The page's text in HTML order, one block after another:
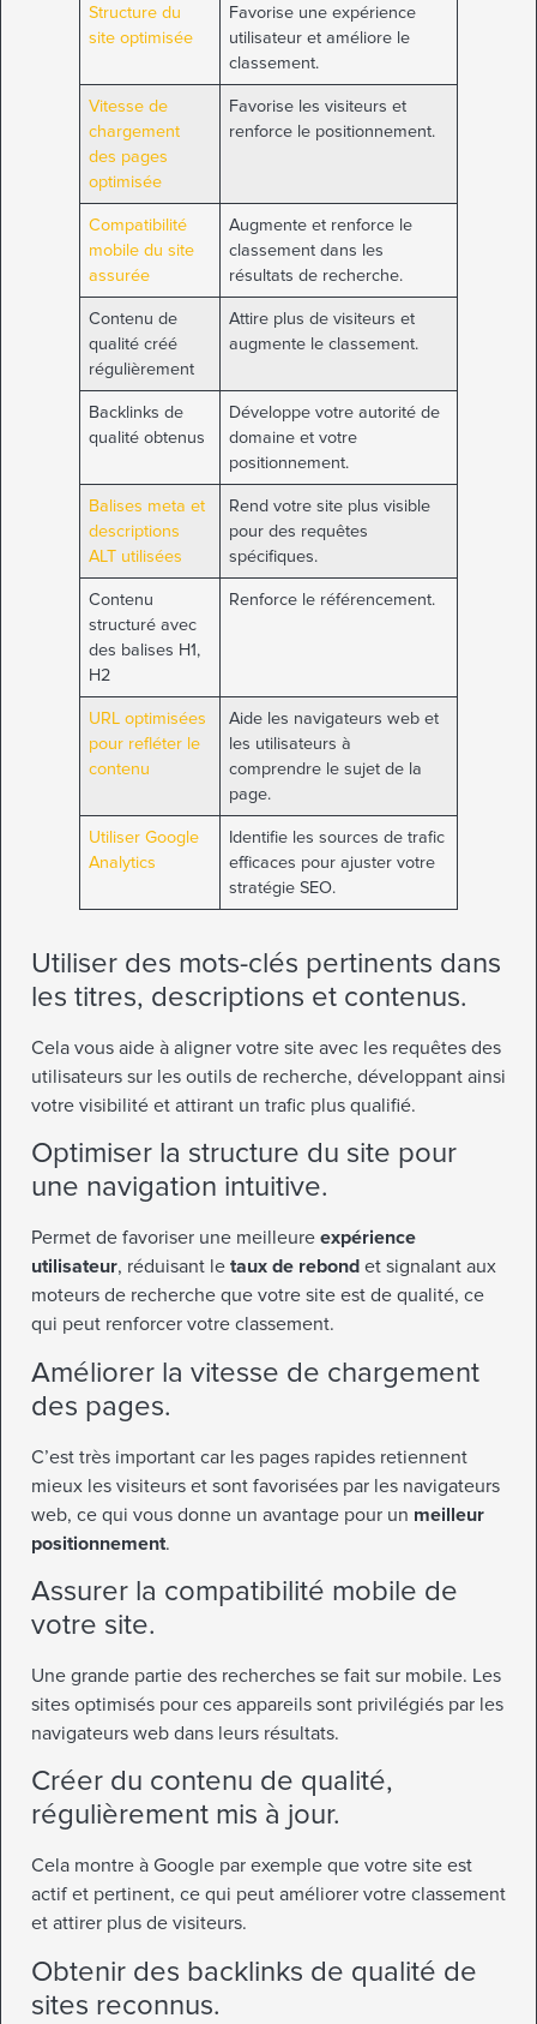
Structure du
site optimisée
Favorise une expérience
utilisateur et améliore le
classement.
Vitesse de
chargement
des pages
optimisée
Favorise les visiteurs et
renforce le positionnement.
Compatibilité
mobile du site
assurée
Augmente et renforce le
classement dans les
résultats de recherche.
Contenu de
qualité créé
régulièrement
Attire plus de visiteurs et
augmente le classement.
Backlinks de
qualité obtenus
Développe votre autorité de
domaine et votre
positionnement.
Balises meta et
descriptions
ALT utilisées
Rend votre site plus visible
pour des requêtes
spécifiques.
Contenu
structuré avec
des balises H1,
H2
Renforce le référencement.
URL optimisées
pour refléter le
contenu
Aide les navigateurs web et
les utilisateurs à
comprendre le sujet de la
page.
Utiliser Google
Analytics
Identifie les sources de trafic
efficaces pour ajuster votre
stratégie SEO.
Utiliser des mots-clés pertinents dans
les titres, descriptions et contenus.
Cela vous aide à aligner votre site avec les requêtes des
utilisateurs sur les outils de recherche, développant ainsi
votre visibilité et attirant un trafic plus qualifié.
Optimiser la structure du site pour
une navigation intuitive.
Permet de favoriser une meilleure expérience
utilisateur, réduisant le taux de rebond et signalant aux
moteurs de recherche que votre site est de qualité, ce
qui peut renforcer votre classement.
Améliorer la vitesse de chargement
des pages.
C’est très important car les pages rapides retiennent
mieux les visiteurs et sont favorisées par les navigateurs
web, ce qui vous donne un avantage pour un meilleur
positionnement.
Assurer la compatibilité mobile de
votre site.
Une grande partie des recherches se fait sur mobile. Les
sites optimisés pour ces appareils sont privilégiés par les
navigateurs web dans leurs résultats.
Créer du contenu de qualité,
régulièrement mis à jour.
Cela montre à Google par exemple que votre site est
actif et pertinent, ce qui peut améliorer votre classement
et attirer plus de visiteurs.
Obtenir des backlinks de qualité de
sites reconnus.